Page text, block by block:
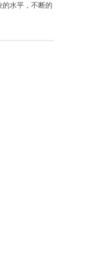
的水平，不断的